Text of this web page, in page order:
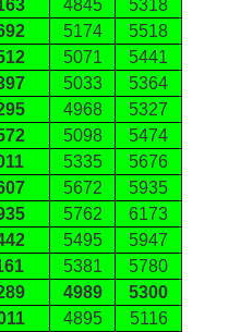
4845
5318
5174
5518
5071
5441
5033
5364
4968
5327
5098
5474
5335
5676
5672
5935
5762
6173
5495
5947
5381
5780
4989
5300
4895
5116